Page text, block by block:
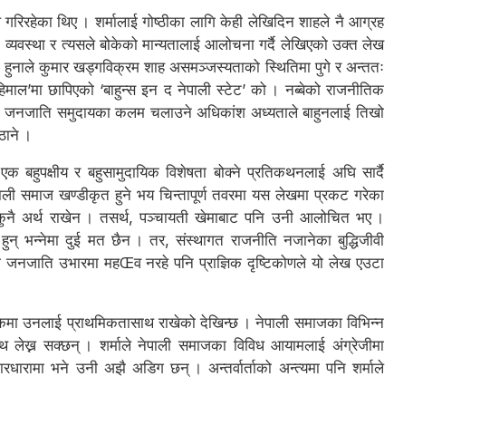
थिए । शर्मालाई गोष्ठीका लागि केही लेखिदिन शाहले नै आग्रह
र त्यसले बोकेको मान्यतालाई आलोचना गर्दै लेखिएको उक्त लेख
हुनाले कुमार खड्गविक्रम शाह असमञ्जस्यताको स्थितिमा पुगे र अन्ततः
छापिएको ‘बाहुन्स इन द नेपाली स्टेट’ को । नब्बेको राजनीतिक
जनजाति समुदायका कलम चलाउने अधिकांश अध्यताले बाहुनलाई तिखो
।
र बहुसामुदायिक विशेषता बोक्ने प्रतिकथनलाई अघि सार्दै
समाज खण्डीकृत हुने भय चिन्तापूर्ण तवरमा यस लेखमा प्रकट गरेका
राखेन । तसर्थ, पञ्चायती खेमाबाट पनि उनी आलोचित भए ।
हुन् भन्नेमा दुई मत छैन । तर, संस्थागत राजनीति नजानेका बुद्धिजीवी
उभारमा महŒव नरहे पनि प्राज्ञिक दृष्टिकोणले यो लेख एउटा
उनलाई प्राथमिकतासाथ राखेको देखिन्छ । नेपाली समाजका विभिन्न
लेख्न सक्छन् । शर्माले नेपाली समाजका विविध आयामलाई अंग्रेजीमा
भने उनी अझै अडिग छन् । अन्तर्वार्ताको अन्त्यमा पनि शर्माले